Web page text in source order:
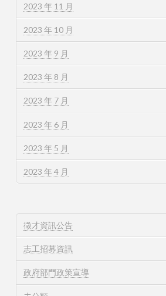
2023 年 11 月
2023 年 10 月
2023 年 9 月
2023 年 8 月
2023 年 7 月
2023 年 6 月
2023 年 5 月
2023 年 4 月
徵才資訊公告
志工招募資訊
政府部門政策宣導